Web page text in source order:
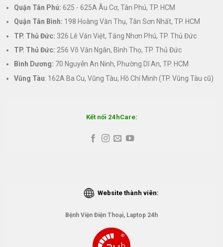
Quận Tân Phú: 625 - 625A Âu Cơ, Tân Phú, TP. HCM
Quận Tân Bình: 198 Hoàng Văn Thụ, Tân Sơn Nhất, TP. HCM
TP. Thủ Đức: 326 Lê Văn Việt, Tăng Nhơn Phú, TP. Thủ Đức
TP. Thủ Đức: 256 Võ Văn Ngân, Bình Thọ, TP. Thủ Đức
Bình Dương: 70 Nguyễn An Ninh, Phường Dĩ An, TP. HCM
Vũng Tàu: 162A Ba Cu, Vũng Tàu, Hồ Chí Minh (TP. Vũng Tàu cũ)
Kết nối 24hCare:
Website thành viên:
Bệnh Viện Điện Thoại, Laptop 24h